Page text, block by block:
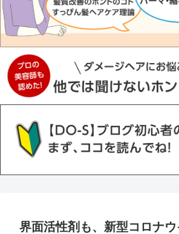
界面活性剤も、新型コロナ